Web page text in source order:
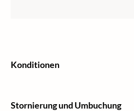
Konditionen
Stornierung und Umbuchung